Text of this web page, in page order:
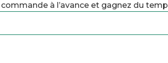
à l’avance et gagnez du